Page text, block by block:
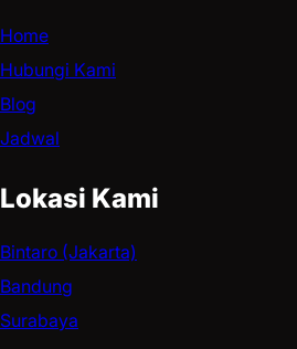
Home
Hubungi Kami
Blog
Jadwal
Lokasi Kami
Bintaro (Jakarta)
Bandung
Surabaya